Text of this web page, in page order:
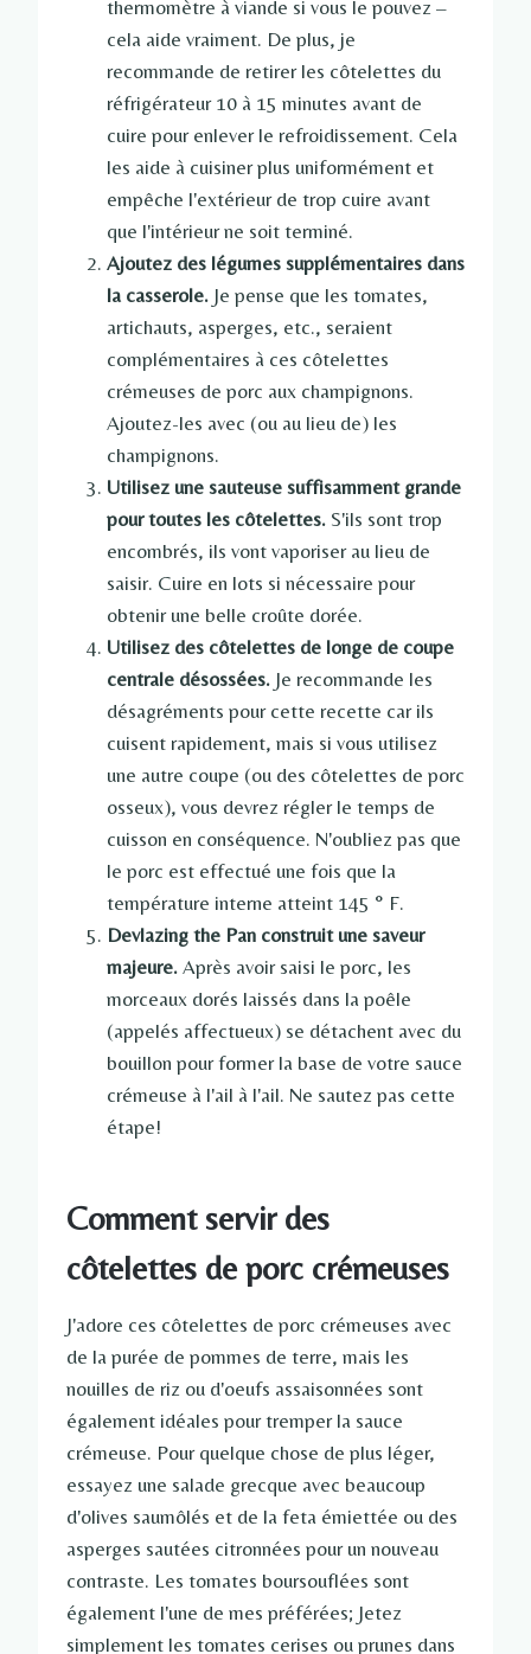
thermomètre à viande si vous le pouvez –
cela aide vraiment. De plus, je
recommande de retirer les côtelettes du
réfrigérateur 10 à 15 minutes avant de
cuire pour enlever le refroidissement. Cela
les aide à cuisiner plus uniformément et
empêche l'extérieur de trop cuire avant
que l'intérieur ne soit terminé.
Ajoutez des légumes supplémentaires dans
la casserole. Je pense que les tomates,
artichauts, asperges, etc., seraient
complémentaires à ces côtelettes
crémeuses de porc aux champignons.
Ajoutez-les avec (ou au lieu de) les
champignons.
Utilisez une sauteuse suffisamment grande
pour toutes les côtelettes. S'ils sont trop
encombrés, ils vont vaporiser au lieu de
saisir. Cuire en lots si nécessaire pour
obtenir une belle croûte dorée.
Utilisez des côtelettes de longe de coupe
centrale désossées. Je recommande les
désagréments pour cette recette car ils
cuisent rapidement, mais si vous utilisez
une autre coupe (ou des côtelettes de porc
osseux), vous devrez régler le temps de
cuisson en conséquence. N'oubliez pas que
le porc est effectué une fois que la
température interne atteint 145 ° F.
Devlazing the Pan construit une saveur
majeure. Après avoir saisi le porc, les
morceaux dorés laissés dans la poêle
(appelés affectueux) se détachent avec du
bouillon pour former la base de votre sauce
crémeuse à l'ail à l'ail. Ne sautez pas cette
étape!
Comment servir des
côtelettes de porc crémeuses
J'adore ces côtelettes de porc crémeuses avec
de la purée de pommes de terre, mais les
nouilles de riz ou d'oeufs assaisonnées sont
également idéales pour tremper la sauce
crémeuse. Pour quelque chose de plus léger,
essayez une salade grecque avec beaucoup
d'olives saumôlés et de la feta émiettée ou des
asperges sautées citronnées pour un nouveau
contraste. Les tomates boursouflées sont
également l'une de mes préférées; Jetez
simplement les tomates cerises ou prunes dans